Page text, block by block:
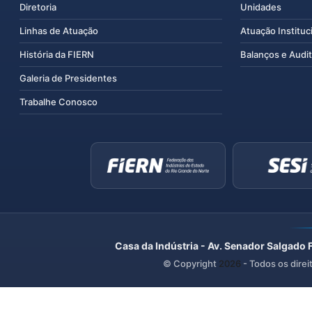
Diretoria
Linhas de Atuação
História da FIERN
Galeria de Presidentes
Trabalhe Conosco
Unidades
Atuação
Balanços e
Casa da Indústria - Av. Senador
© Copyright 2026 - Todos os